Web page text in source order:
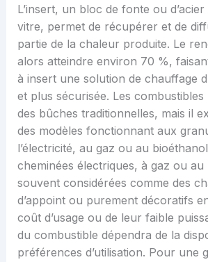
L’insert, un bloc de fonte ou
vitre, permet de récupérer et de
partie de la chaleur produite. Le
alors atteindre environ 70 %,
à insert une solution de chauffage
et plus sécurisée. Les
des bûches traditionnelles, mais il
des modèles fonctionnant aux
l’électricité, au gaz ou au
cheminées électriques, à gaz ou
souvent considérées comme des
d’appoint ou purement décoratifs
coût d’usage ou de leur faible
du combustible dépendra de la
préférences d’utilisation. Pour une